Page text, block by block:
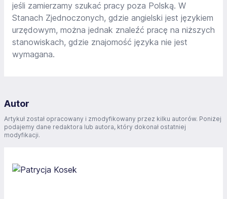
jeśli zamierzamy szukać pracy poza Polską. W
Stanach Zjednoczonych, gdzie angielski jest językiem
urzędowym, można jednak znaleźć pracę na niższych
stanowiskach, gdzie znajomość języka nie jest
wymagana.
Autor
Artykuł został opracowany i zmodyfikowany przez kilku autorów. Poniżej
podajemy dane redaktora lub autora, który dokonał ostatniej
modyfikacji.